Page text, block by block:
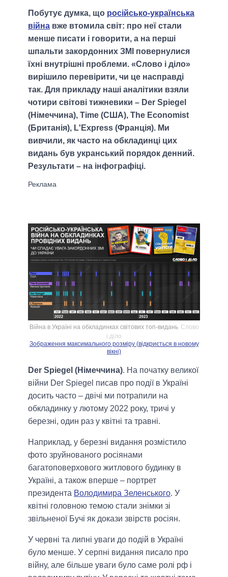
Побутує думка, що російсько-українська
війна вже втомила світ: про неї стали
менше писати і говорити, а на перші
шпальти закордонних ЗМІ повернулися
їхні внутрішні проблеми. «Слово і діло»
вирішило перевірити, чи це насправді
так. Для прикладу наші аналітики взяли
чотири світові тижневики – Der Spiegel
(Німеччина), Time (США), The Economist
(Британія), L'Express (Франція). Ми
вивчили, як часто на обкладинці цих
видань був укранський порядок денний.
Результати – на інфографіці.
Війна в Україні на обкладинках світових топ-видань Слово
і діло
Зображення максимального розміру (відкриється в новому
вікні)
Der Spiegel (Німеччина). На початку великої
війни Der Spiegel писав про події в Україні
досить часто – двічі ми потрапили на
обкладинку у лютому 2022 року, тричі у
березні, один раз у квітні та травні.
Наприклад, у березні видання розмістило
фото зруйнованого росіянами
багатоповерхового житлового будинку в
Україні, а також вперше – портрет
президента Володимира Зеленського. У
квітні головною темою стали знімки зі
звільненої Бучі як докази звірств росіян.
У червні та липні уваги до подій в Україні
було менше. У серпні видання писало про
війну, але більше уваги було саме ролі рф і